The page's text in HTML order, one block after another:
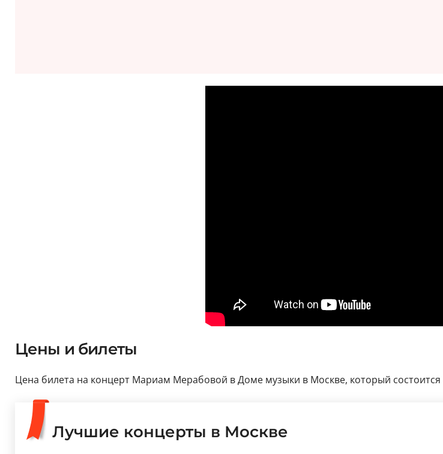
Цены и билеты
Цена билета на концерт Мариам Мерабовой в Доме музыки в Москве, который состоится
Лучшие концерты в Москве